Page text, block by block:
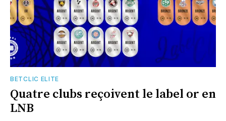
BETCLIC ELITE
Quatre clubs reçoivent le label or en
LNB